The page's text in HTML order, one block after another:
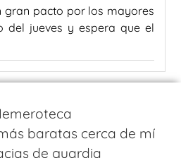
gran pacto por los mayores
del jueves y espera que el
baratas cerca de mí
de guardia